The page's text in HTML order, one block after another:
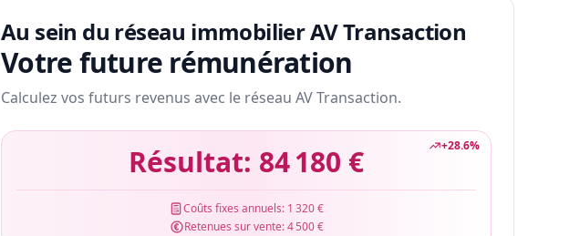
Au sein du réseau immobilier AV Transaction
Votre future rémunération
Calculez vos futurs revenus avec le réseau AV Transaction.
+28.6%
Résultat: 84 180 €
Coûts fixes annuels: 1 320 €
Retenues sur vente:4 500 €